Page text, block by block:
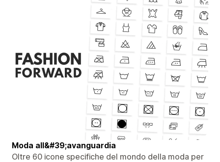
Moda all&#39;avanguardia
Oltre 60 icone specifiche del mondo della moda per